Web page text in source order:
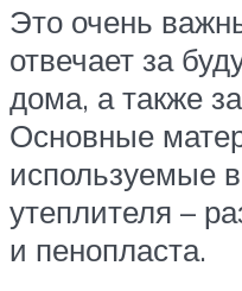
Это очень
отвечает за
дома, а также
Основные
используемые
утеплителя –
и пенопласта.